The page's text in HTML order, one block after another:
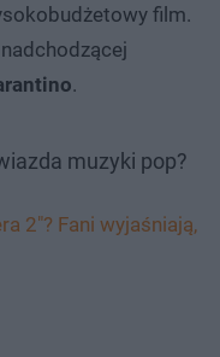
film.
.
muzyki pop?
2"? Fani wyjaśniają,